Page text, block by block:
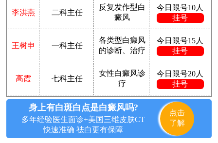
李洪燕 二科主任
反复发作型白
癜风
今日限号10人
挂号
王树申 一科主任
各类型白癜风
的诊断、治疗
今日限号15人
挂号
高霞 七科主任
女性白癜风诊
疗
今日限号20人
挂号
身上有白斑白点是白癜风吗?
多年经验医生面诊+美国三维皮肤CT
快速准确 祛白更有保障
点击
了解